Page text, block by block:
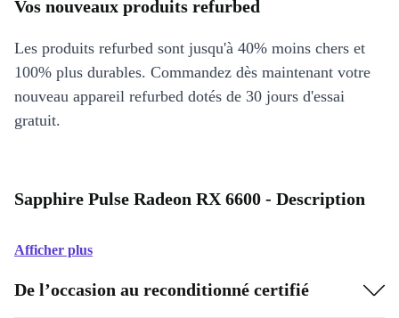
Vos nouveaux produits refurbed
Les produits refurbed sont jusqu'à 40% moins chers et
100% plus durables. Commandez dès maintenant votre
nouveau appareil refurbed dotés de 30 jours d'essai
gratuit.
Sapphire Pulse Radeon RX 6600 - Description
Afficher plus
De l’occasion au reconditionné certifié